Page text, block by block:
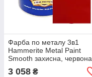
Фарба по металу 3в1
Hammerite Metal Paint
Smooth захисна, червона
3 058 ₴